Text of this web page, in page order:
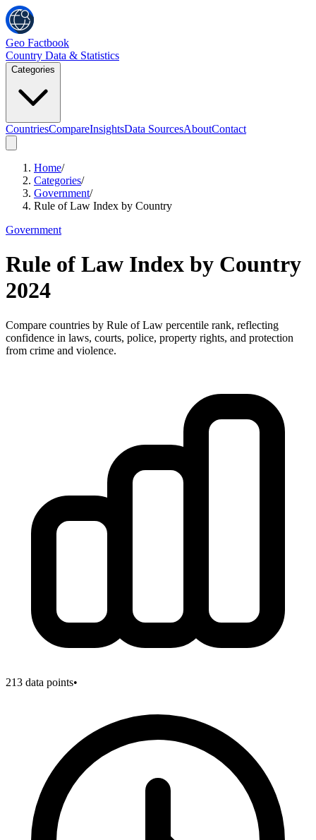
Geo Factbook
Country Data & Statistics
Categories
CountriesCompareInsightsData SourcesAboutContact
Home/
Categories/
Government/
Rule of Law Index by Country
Government
Rule of Law Index by Country
2024
Compare countries by Rule of Law percentile rank, reflecting
confidence in laws, courts, police, property rights, and protection
from crime and violence.
213 data points•